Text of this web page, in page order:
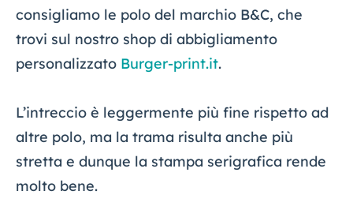
consigliamo le polo del marchio B&C, che
trovi sul nostro shop di abbigliamento
personalizzato Burger-print.it.
L’intreccio è leggermente più fine rispetto ad
altre polo, ma la trama risulta anche più
stretta e dunque la stampa serigrafica rende
molto bene.